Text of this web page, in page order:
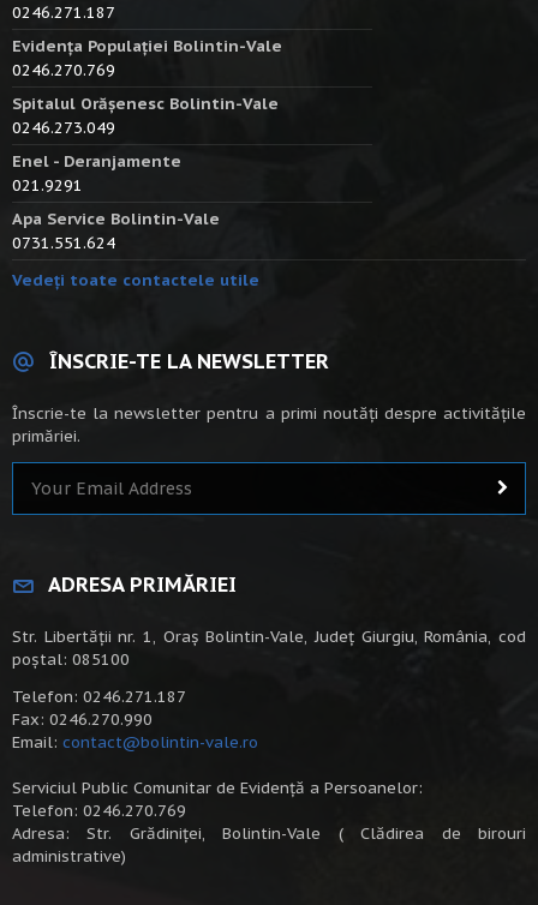
0246.271.187
Evidența Populației Bolintin-Vale
0246.270.769
Spitalul Orășenesc Bolintin-Vale
0246.273.049
Enel - Deranjamente
021.9291
Apa Service Bolintin-Vale
0731.551.624
Vedeți toate contactele utile
ÎNSCRIE-TE LA NEWSLETTER
Înscrie-te la newsletter pentru a primi noutăți despre activitățile
primăriei.
ADRESA PRIMĂRIEI
Str. Libertății nr. 1, Oraș Bolintin-Vale, Județ Giurgiu, România, cod
poștal: 085100
Telefon: 0246.271.187
Fax: 0246.270.990
Email: contact@bolintin-vale.ro
Serviciul Public Comunitar de Evidență a Persoanelor:
Telefon: 0246.270.769
Adresa: Str. Grădiniței, Bolintin-Vale ( Clădirea de birouri
administrative)